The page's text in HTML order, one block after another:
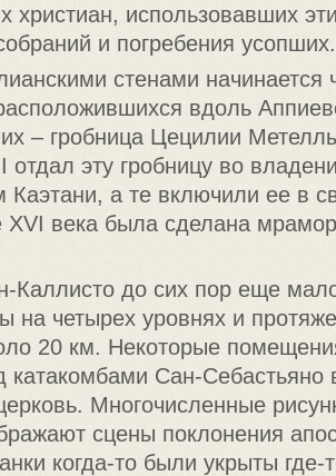
христиан, использовавших
и погребения усопших.
стенами начинается
вдоль
– гробница Цецилии
эту гробницу во
Каэтани, а те включили ее в
XVI века была сделана
Каллисто до сих пор еще
на четырех уровнях и
20 км. Некоторые
Сан-Себастьяно
Многочисленные
сцены поклонения
когда-то были укрыты где-